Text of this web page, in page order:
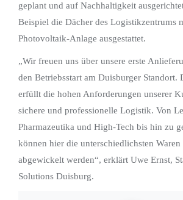
geplant und auf Nachhaltigkeit
Beispiel die Dächer des Logistikzentrums
Photovoltaik-Anlage ausgestattet.
„Wir freuen uns über unsere erste
den Betriebsstart am Duisburger Standort.
erfüllt die hohen Anforderungen unserer
sichere und professionelle Logistik. Von
Pharmazeutika und High-Tech bis hin zu
können hier die unterschiedlichsten Waren
abgewickelt werden“, erklärt Uwe Ernst,
Solutions Duisburg.